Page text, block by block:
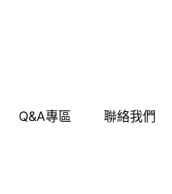
Q&A專區 聯絡我們